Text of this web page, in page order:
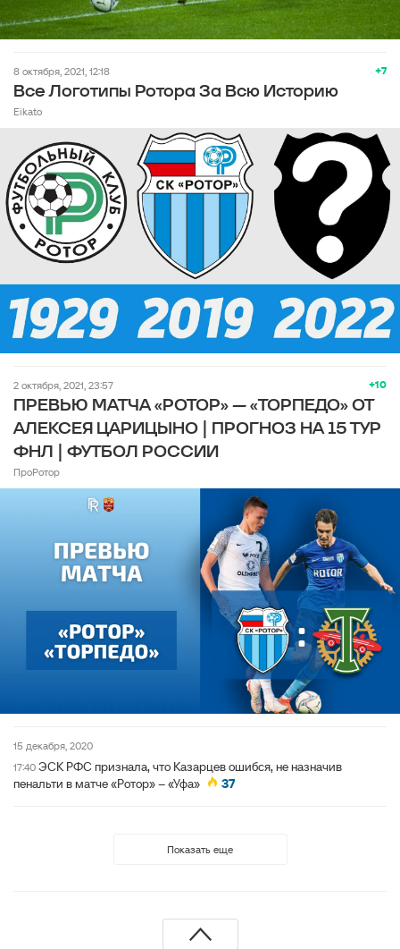
+7
8 октября, 2021, 12:18
Все Логотипы Ротора За Всю Историю
Eikato
+10
2 октября, 2021, 23:57
ПРЕВЬЮ МАТЧА «РОТОР» — «ТОРПЕДО» ОТ
АЛЕКСЕЯ ЦАРИЦЫНО | ПРОГНОЗ НА 15 ТУР
ФНЛ | ФУТБОЛ РОССИИ
ПроРотор
15 декабря, 2020
17:40 ЭСК РФС признала, что Казарцев ошибся, не назначив
пенальти в матче «Ротор» – «Уфа»
37
Показать еще